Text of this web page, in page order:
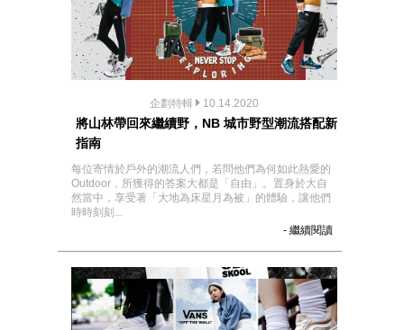
企劃特輯 10.14.2020
將山林帶回來繼續野，NB 城市野型潮流搭配新
指南
每位寄情於戶外的潮流人們，若問他們為何如此熱愛的
Outdoor，所獲得的答案大都是「自由」。置身於大自
然當中，享受著「大地為床星月為被」的體驗，讓他們
時時刻刻...
- 繼續閱讀